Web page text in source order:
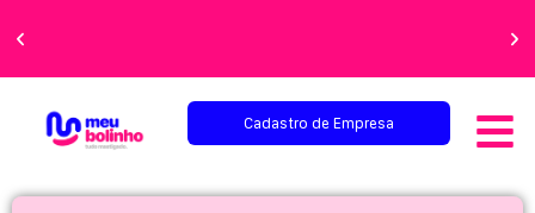
perfeita!
Cadastro de Empresa